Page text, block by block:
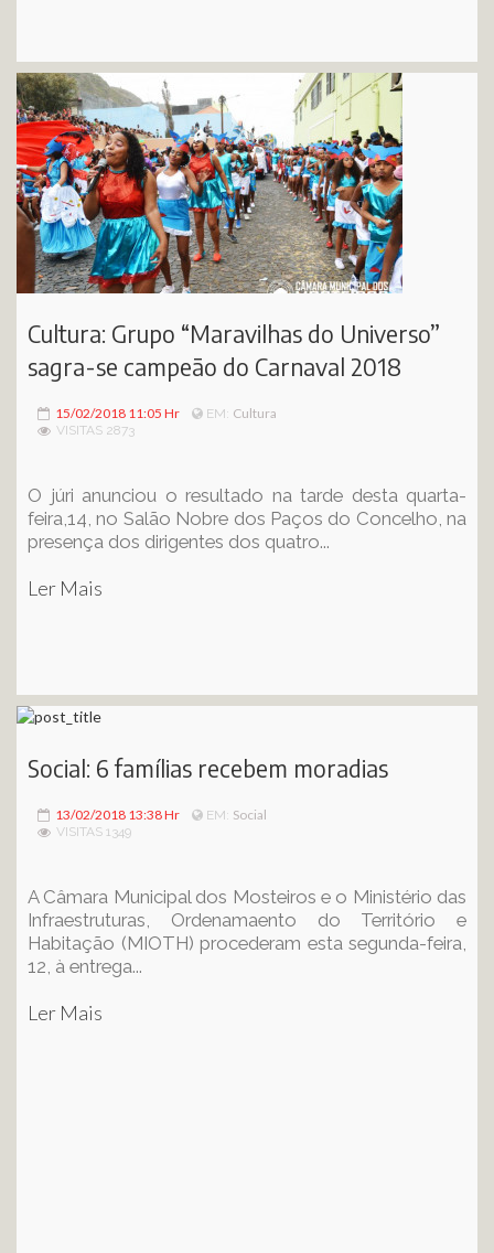
Cultura: Grupo “Maravilhas do Universo”
sagra-se campeão do Carnaval 2018
15/02/2018 11:05 Hr EM: Cultura
VISITAS 2873
O júri anunciou o resultado na tarde desta quarta-
feira,14, no Salão Nobre dos Paços do Concelho, na
presença dos dirigentes dos quatro...
Ler Mais
Social: 6 famílias recebem moradias
13/02/2018 13:38 Hr EM: Social
VISITAS 1349
A Câmara Municipal dos Mosteiros e o Ministério das
Infraestruturas, Ordenamaento do Território e
Habitação (MIOTH) procederam esta segunda-feira,
12, à entrega...
Ler Mais